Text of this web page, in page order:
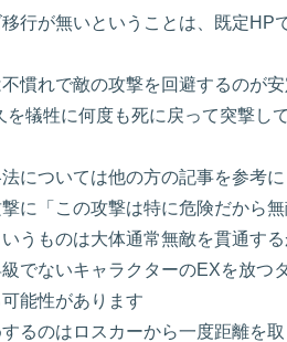
行が無いということは、既定
慣れで敵の攻撃を回避するのが
を犠牲に何度も死に戻って突撃し
については他の方の記事を参考
に「この攻撃は特に危険だから
うものは大体通常無敵を貫通す
でないキャラクターのEXを放つ
能性があります
るのはロスカーから一度距離を